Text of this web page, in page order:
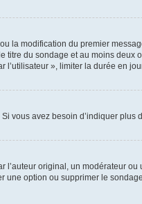
la modification du premier
titre du sondage et au moins
», limiter la durée en
vous avez besoin d’indiquer plus
original, un modérateur
une option ou supprimer le